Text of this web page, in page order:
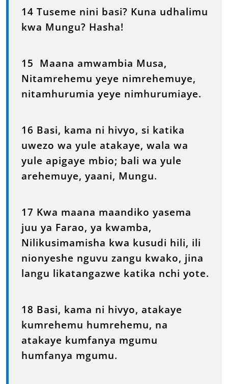
14 Tuseme nini basi? Kuna udhalimu
kwa Mungu? Hasha!
15 Maana amwambia Musa,
Nitamrehemu yeye nimrehemuye,
nitamhurumia yeye nimhurumiaye.
16 Basi, kama ni hivyo, si katika
uwezo wa yule atakaye, wala wa
yule apigaye mbio; bali wa yule
arehemuye, yaani, Mungu.
17 Kwa maana maandiko yasema
juu ya Farao, ya kwamba,
Nilikusimamisha kwa kusudi hili, ili
nionyeshe nguvu zangu kwako, jina
langu likatangazwe katika nchi yote.
18 Basi, kama ni hivyo, atakaye
kumrehemu humrehemu, na
atakaye kumfanya mgumu
humfanya mgumu.